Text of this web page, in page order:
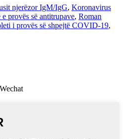
njerëzor IgM/IgG, Koronavirus
e provës së antitrupave, Roman
i provës së shpejtë COVID-19,
Wechat